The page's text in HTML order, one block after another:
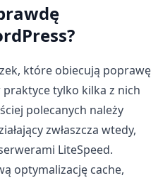
które obiecują poprawę
tylko kilka z nich
polecanych należy
zwłaszcza wtedy,
LiteSpeed.
optymalizację cache,